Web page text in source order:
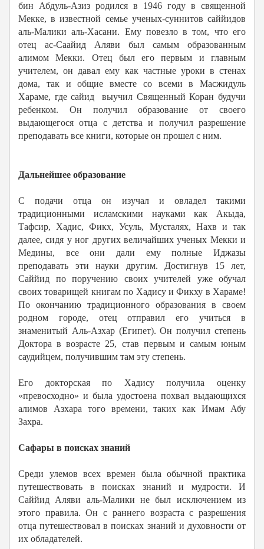
бин Абдуль-Азиз родился в 1946 году в священной
Мекке, в известной семье ученых-суннитов саййидов
аль-Малики аль-Хасани. Ему повезло в том, что его
отец aс-Саайид Аляви был самым образованным
алимом Мекки. Отец был его первым и главным
учителем, он давал ему как частные уроки в стенах
дома, так и общие вместе со всеми в Масжидуль
Хараме, где сайид выучил Священный Коран будучи
ребенком. Он получил образование от своего
выдающегося отца с детства и получил разрешение
преподавать все книги, которые он прошел с ним.
Дальнейшее образование
С подачи отца он изучал и овладел такими
традиционными исламскими науками как Акыда,
Тафсир, Хадис, Фикх, Усуль, Мусталях, Нахв и так
далее, сидя у ног других величайших ученых Мекки и
Медины, все они дали ему полные Иджазы
преподавать эти науки другим. Достигнув 15 лет,
Саййид по поручению своих учителей уже обучал
своих товарищей книгам по Хадису и Фикху в Хараме!
По окончанию традиционного образования в своем
родном городе, отец отправил его учиться в
знаменитый Аль-Азхар (Египет). Он получил степень
Доктора в возрасте 25, став первым и самым юным
саудийцем, получившим там эту степень.
Его докторская по Хадису получила оценку
«превосходно» и была удостоена похвал выдающихся
алимов Азхара того времени, таких как Имам Абу
Захра.
Сафары в поисках знаний
Среди улемов всех времен была обычной практика
путешествовать в поисках знаний и мудрости. И
Саййид Аляви аль-Малики не был исключением из
этого правила. Он с раннего возраста с разрешения
отца путешествовал в поисках знаний и духовности от
их обладателей.